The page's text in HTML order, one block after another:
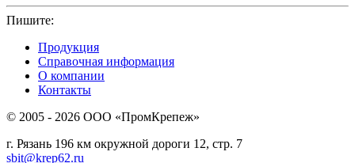
Пишите:
Продукция
Справочная информация
О компании
Контакты
© 2005 - 2026 OOO «ПромКрепеж»
г. Рязань 196 км окружной дороги 12, стр. 7
sbit@krep62.ru